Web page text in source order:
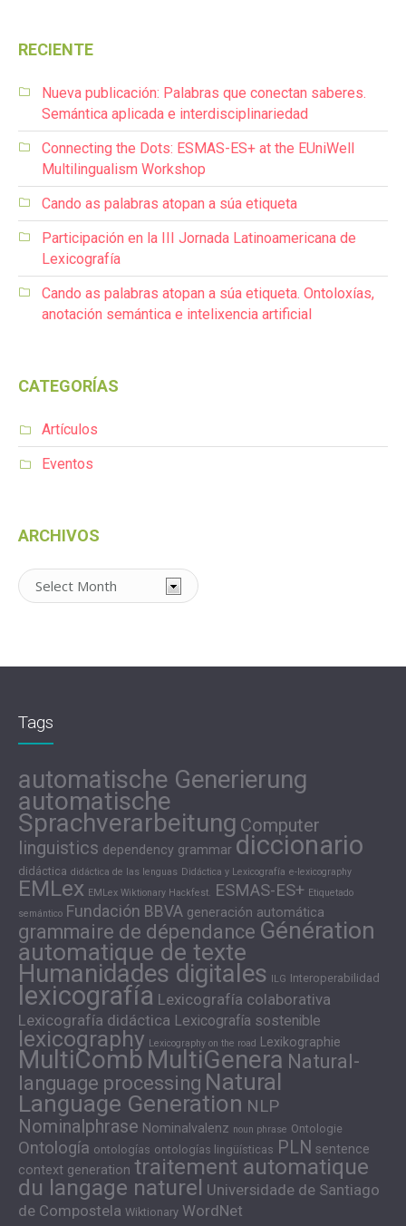
RECIENTE
Nueva publicación: Palabras que conectan saberes.
Semántica aplicada e interdisciplinariedad
Connecting the Dots: ESMAS-ES+ at the EUniWell
Multilingualism Workshop
Cando as palabras atopan a súa etiqueta
Participación en la III Jornada Latinoamericana de
Lexicografía
Cando as palabras atopan a súa etiqueta. Ontoloxías,
anotación semántica e intelixencia artificial
CATEGORÍAS
Artículos
Eventos
ARCHIVOS
Archivos
Tags
automatische Generierung
automatische
Sprachverarbeitung Computer
linguistics dependency grammar diccionario
didáctica didáctica de las lenguas Didáctica y Lexicografía e-lexicography
EMLex EMLex Wiktionary Hackfest. ESMAS-ES+ Etiquetado
semántico Fundación BBVA generación automática
grammaire de dépendance Génération
automatique de texte
Humanidades digitales ILG Interoperabilidad
lexicografía Lexicografía colaborativa
Lexicografía didáctica Lexicografía sostenible
lexicography Lexicography on the road Lexikographie
MultiComb MultiGenera Natural-
language processing Natural
Language Generation NLP
Nominalphrase Nominalvalenz noun phrase Ontologie
Ontología ontologías ontologías lingüísticas PLN sentence
context generation traitement automatique
du langage naturel Universidade de Santiago
de Compostela Wiktionary WordNet